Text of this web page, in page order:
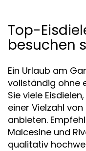
Top-
besuchen
Ein Urlaub am
vollständig ohne
Sie viele
einer Vielzahl
anbieten.
Malcesine und
qualitativ